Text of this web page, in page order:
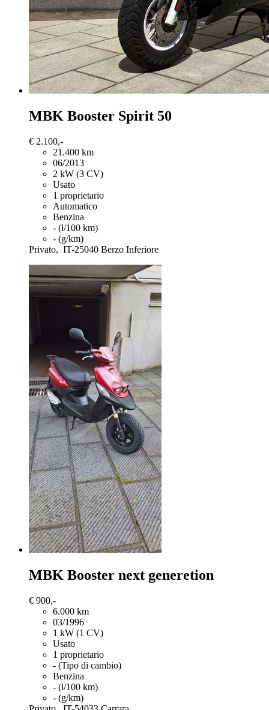
MBK Booster Spirit 50
€ 2.100,-
21.400 km
06/2013
2 kW (3 CV)
Usato
1 proprietario
Automatico
Benzina
- (l/100 km)
- (g/km)
Privato, IT-25040 Berzo Inferiore
MBK Booster next generetion
€ 900,-
6.000 km
03/1996
1 kW (1 CV)
Usato
1 proprietario
- (Tipo di cambio)
Benzina
- (l/100 km)
- (g/km)